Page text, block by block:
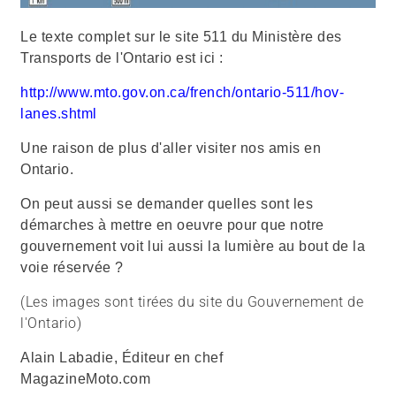
Le texte complet sur le site 511 du Ministère des
Transports de l'Ontario est ici :
http://www.mto.gov.on.ca/french/ontario-511/hov-
lanes.shtml
Une raison de plus d'aller visiter nos amis en
Ontario.
On peut aussi se demander quelles sont les
démarches à mettre en oeuvre pour que notre
gouvernement voit lui aussi la lumière au bout de la
voie réservée ?
(Les images sont tirées du site du Gouvernement de
l'Ontario)
Alain Labadie, Éditeur en chef
MagazineMoto.com